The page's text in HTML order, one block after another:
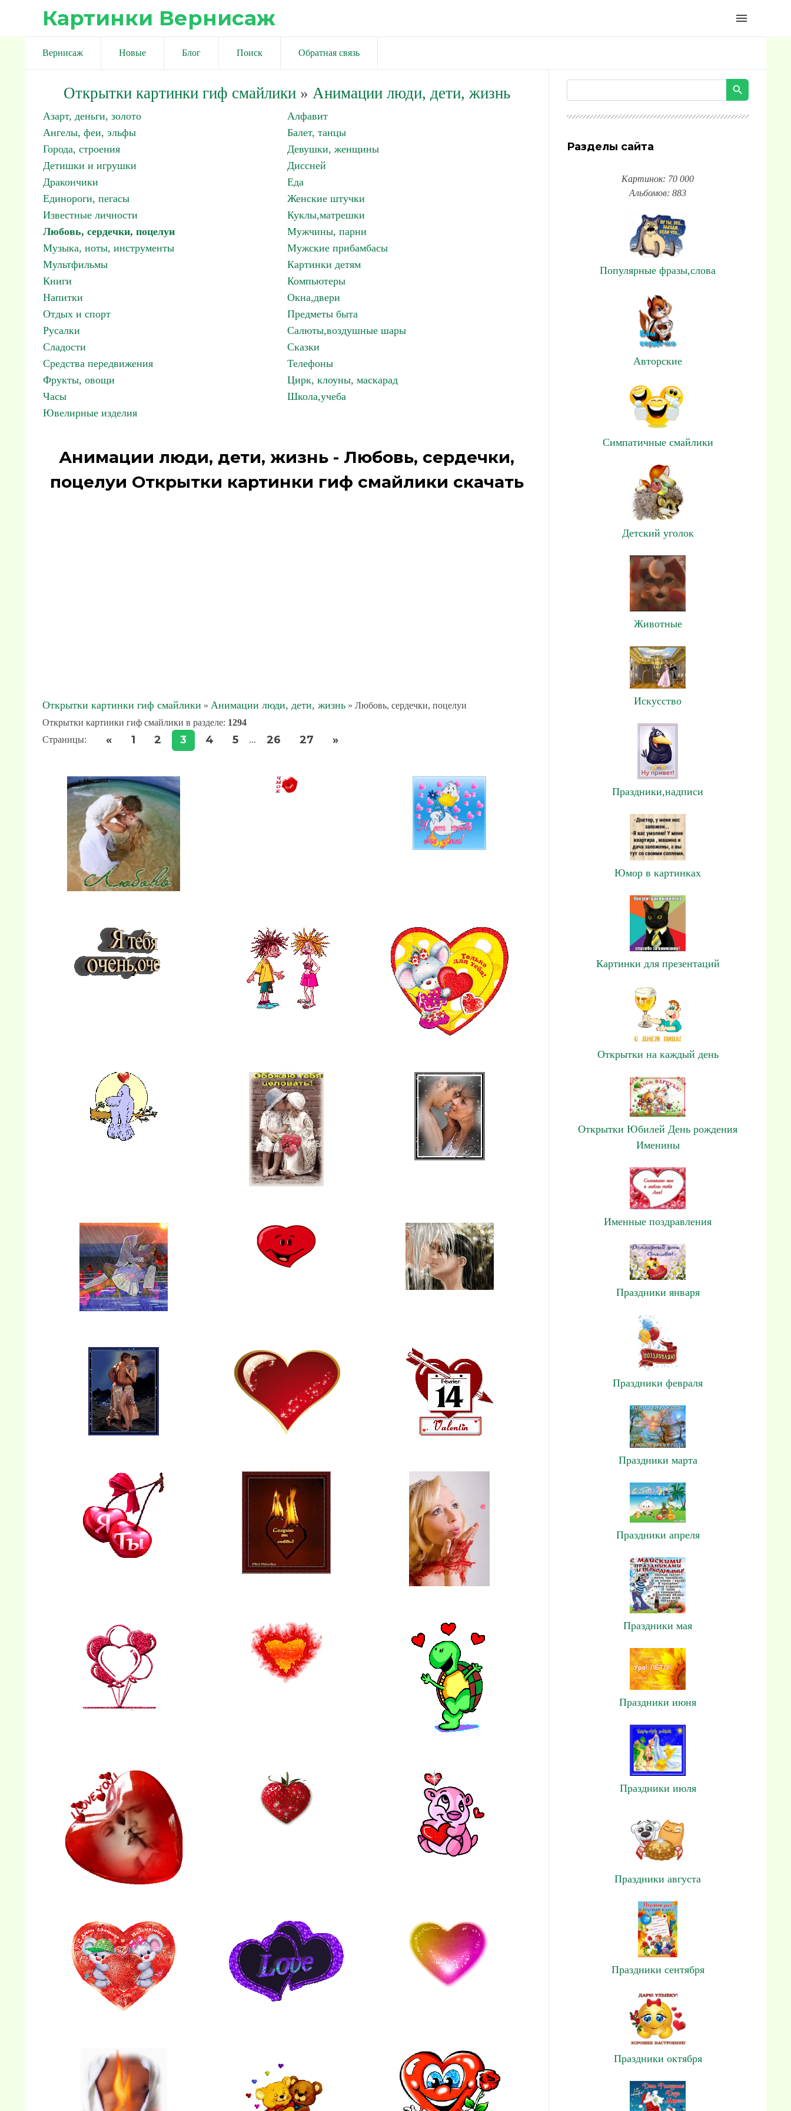
Картинки Вернисаж menu
Вернисаж Новые Блог Поиск Обратная связь
Открытки картинки гиф смайлики» Анимации люди, дети, жизнь
Азарт, деньги, золото
Алфавит
Ангелы, феи, эльфы
Балет, танцы
Города, строения
Девушки, женщины
Детишки и игрушки
Диссней
Дракончики
Еда
Единороги, пегасы
Женские штучки
Известные личности
Куклы,матрешки
Любовь, сердечки, поцелуи
Мужчины, парни
Музыка, ноты, инструменты
Мужские прибамбасы
Мультфильмы
Картинки детям
Книги
Компьютеры
Напитки
Окна,двери
Отдых и спорт
Предметы быта
Русалки
Салюты,воздушные шары
Сладости
Сказки
Средства передвижения
Телефоны
Фрукты, овощи
Цирк, клоуны, маскарад
Часы
Школа,учеба
Ювелирные изделия
Анимации люди, дети, жизнь - Любовь, сердечки,
поцелуи Открытки картинки гиф смайлики скачать
Открытки картинки гиф смайлики » Анимации люди, дети, жизнь » Любовь, сердечки, поцелуи
Открытки картинки гиф смайлики в разделе: 1294
Страницы: « 1 2 3 4 5 ... 26 27 »
Разделы сайта
Картинок: 70 000
Альбомов: 883
Популярные фразы,слова
Авторские
Симпатичные смайлики
Детский уголок
Животные
Искусство
Праздники,надписи
Юмор в картинках
Картинки для презентаций
Открытки на каждый день
Открытки Юбилей День рождения
Именины
Именные поздравления
Праздники января
Праздники февраля
Праздники марта
Праздники апреля
Праздники мая
Праздники июня
Праздники июля
Праздники августа
Праздники сентября
Праздники октября